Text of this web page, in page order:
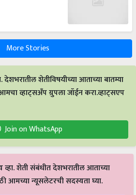
More Stories
शेतीविषयीच्या आताच्या बातम्या
व्हाट्सअँप ग्रुपला जॉईन करा.व्हाट्सएप
Join on WhatsApp
शेती संबंधीत देशभरातील आताच्या
आमच्या न्यूसलेटरची सदस्यता घ्या.